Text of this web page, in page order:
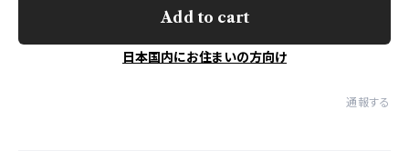
Add to cart
日本国内にお住まいの方向け
通報する